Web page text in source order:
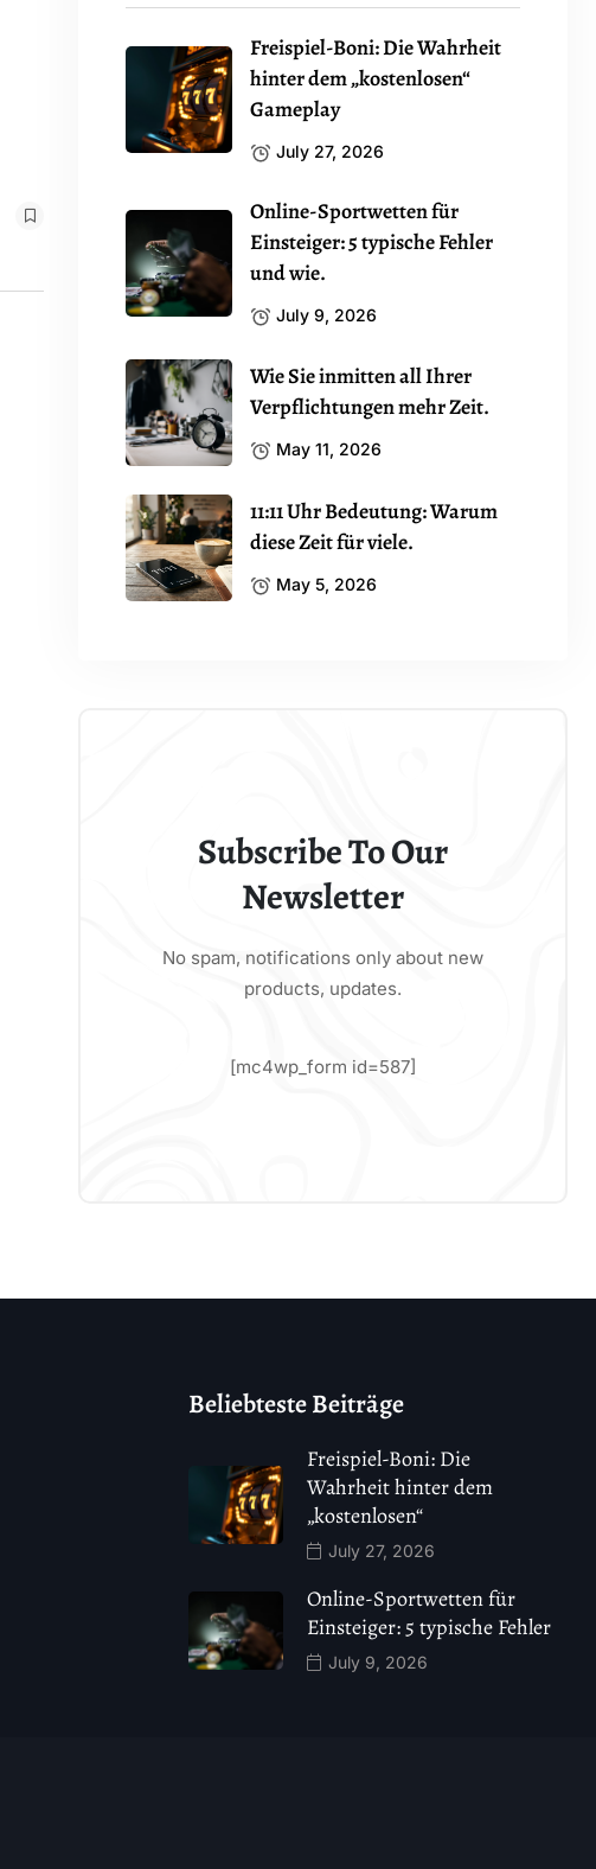
Freispiel-Boni: Die Wahrheit
hinter dem „kostenlosen“
Gameplay
July 27, 2026
Online-Sportwetten für
Einsteiger: 5 typische Fehler
und wie.
July 9, 2026
Wie Sie inmitten all Ihrer
Verpflichtungen mehr Zeit.
May 11, 2026
11:11 Uhr Bedeutung: Warum
diese Zeit für viele.
May 5, 2026
Subscribe To Our
Newsletter
No spam, notifications only about new
products, updates.
[mc4wp_form id=587]
Beliebteste Beiträge
Freispiel-Boni: Die
Wahrheit hinter dem
„kostenlosen“
July 27, 2026
Online-Sportwetten für
Einsteiger: 5 typische Fehler
July 9, 2026